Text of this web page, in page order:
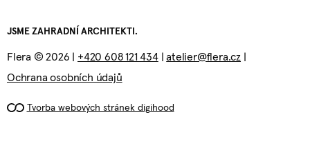
JSME ZAHRADNÍ ARCHITEKTI.
Flera © 2026 | +420 608 121 434|atelier@flera.cz
Ochrana osobních údajů
Tvorba webových stránek digihood